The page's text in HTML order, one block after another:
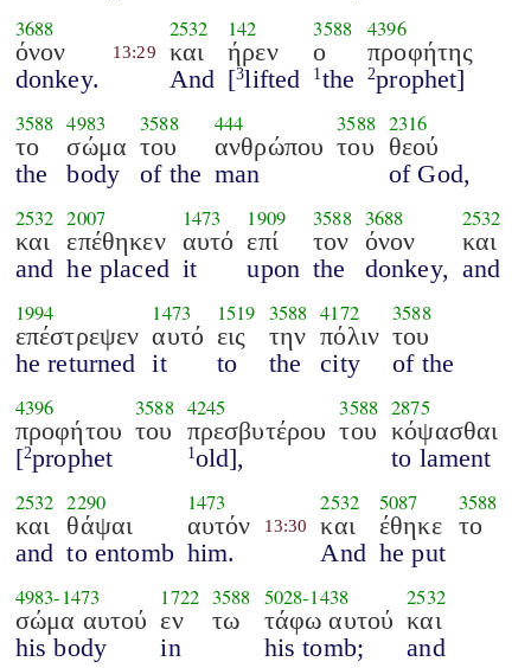
3688
όνον
donkey.
13:29
2532
και
And
142
ήρεν
[3lifted
3588
ο
1 the
4396
προφήτης
2prophet]
3588
το
the
4983
σώμα
body
3588
του
of the
444
ανθρώπου
man
3588
του
2316
θεού
of God,
2532
και
and
2007
επέθηκεν
he placed
1473
αυτό
it
1909
επί
upon
3588
τον
the
3688
όνον
donkey,
2532
και
and
1994
επέστρεψεν
he returned
1473
αυτό
it
1519
εις
to
3588
την
the
4172
πόλιν
city
3588
του
of the
4396
προφήτου
[2prophet
3588
του
4245
πρεσβυτέρου
1 old],
3588
του
2875
κόψασθαι
to lament
2532
και
and
2290
θάψαι
to entomb
1473
αυτόν
him.
13:30
2532
και
And
5087
έθηκε
he put
3588
το
4983-1473
σώμα αυτού
his body
1722
εν
in
3588
τω
5028-1438
τάφω αυτού
his tomb;
2532
και
and